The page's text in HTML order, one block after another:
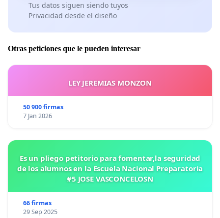
Tus datos siguen siendo tuyos
Privacidad desde el diseño
Otras peticiones que le pueden interesar
LEY JEREMIAS MONZON
50 900 firmas
7 Jan 2026
Es un pliego petitorio para fomentar,la seguridad
de los alumnos en la Escuela Nacional Preparatoria
#5 JOSE VASCONCELOSN
66 firmas
29 Sep 2025